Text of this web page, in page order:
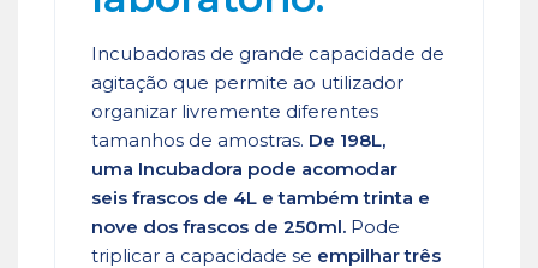
Incubadoras de grande capacidade de
agitação que permite ao utilizador
organizar livremente diferentes
tamanhos de amostras. De 198L,
uma Incubadora pode acomodar
seis frascos de 4L e também trinta e
nove dos frascos de 250ml. Pode
triplicar a capacidade se empilhar três